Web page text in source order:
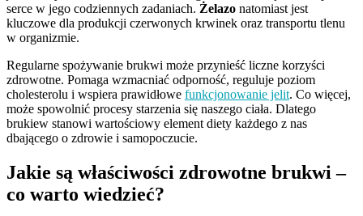
serce w jego codziennych zadaniach. Żelazo natomiast jest
kluczowe dla produkcji czerwonych krwinek oraz transportu tlenu
w organizmie.
Regularne spożywanie brukwi może przynieść liczne korzyści
zdrowotne. Pomaga wzmacniać odporność, reguluje poziom
cholesterolu i wspiera prawidłowe funkcjonowanie jelit. Co więcej,
może spowolnić procesy starzenia się naszego ciała. Dlatego
brukiew stanowi wartościowy element diety każdego z nas
dbającego o zdrowie i samopoczucie.
Jakie są właściwości zdrowotne brukwi –
co warto wiedzieć?